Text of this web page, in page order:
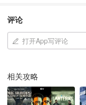
评论
打开App写评论
相关攻略